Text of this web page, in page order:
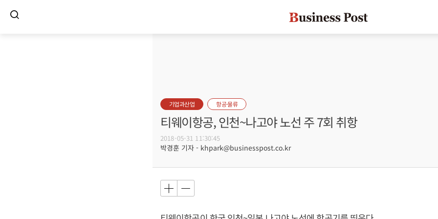
기업과산업 항공·물류
티웨이항공, 인천~나고야 노선 주 7회 취항
2018-05-31 11:30:45
박경훈 기자 - khpark@businesspost.co.kr